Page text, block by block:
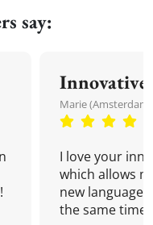
say:
Innovative
Marie
I love your
which allows
new language
the same time!